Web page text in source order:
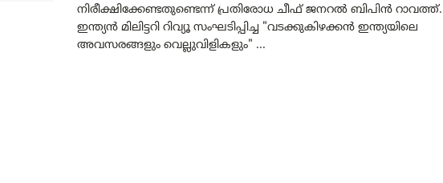
നിരീക്ഷിക്കേണ്ടതുണ്ടെന്ന് പ്രതിരോധ ചീഫ് ജനറൽ ബിപിൻ റാവത്ത്.
ഇന്ത്യൻ മിലിട്ടറി റിവ്യൂ സംഘടിപ്പിച്ച "വടക്കുകിഴക്കൻ ഇന്ത്യയിലെ
അവസരങ്ങളും വെല്ലുവിളികളും" ...